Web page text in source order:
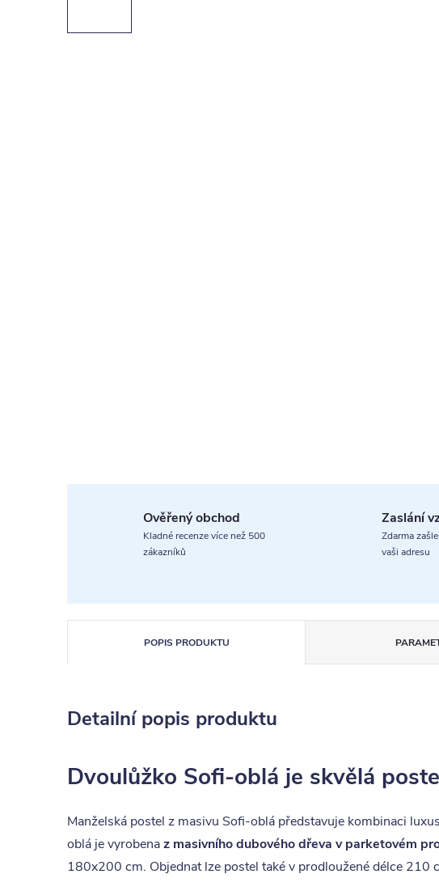
Ověřený obchod
Kladné recenze více než 500
zákazníků
Zaslání
Zdarma
vaši adresu
POPIS PRODUKTU
Detailní popis produktu
Dvoulůžko Sofi-oblá je skvělá
Manželská postel z masivu Sofi-oblá představuje kombinaci
oblá je vyrobenaz masivního dubového dřeva v parketovém
180x200 cm. Objednat lze postel také v prodloužené délce 210